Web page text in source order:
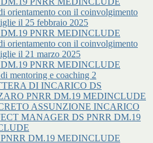
orientamento con il coinvolgimento
il 25 febbraio 2025
DM.19 PNRR MEDINCLUDE
orientamento con il coinvolgimento
il 21 marzo 2025
DM.19 PNRR MEDINCLUDE
mentoring e coaching 2
DI INCARICO DS
PNRR DM.19 MEDINCLUDE
ASSUNZIONE INCARICO
MANAGER DS PNRR DM.19
PNRR DM.19 MEDINCLUDE